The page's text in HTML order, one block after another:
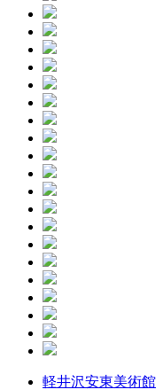
軽井沢安東美術館